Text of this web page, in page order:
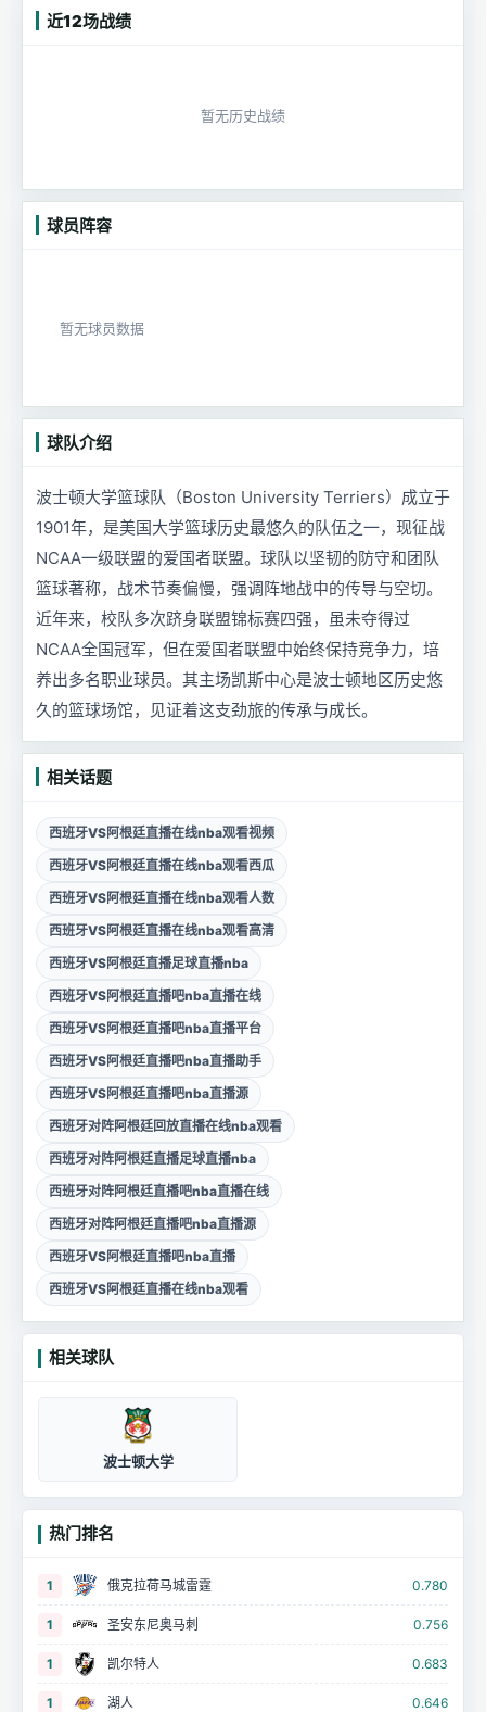
近12场战绩
暂无历史战绩
球员阵容
暂无球员数据
球队介绍
波士顿大学篮球队（Boston University Terriers）成立于
1901年，是美国大学篮球历史最悠久的队伍之一，现征战
NCAA一级联盟的爱国者联盟。球队以坚韧的防守和团队
篮球著称，战术节奏偏慢，强调阵地战中的传导与空切。
近年来，校队多次跻身联盟锦标赛四强，虽未夺得过
NCAA全国冠军，但在爱国者联盟中始终保持竞争力，培
养出多名职业球员。其主场凯斯中心是波士顿地区历史悠
久的篮球场馆，见证着这支劲旅的传承与成长。
相关话题
西班牙VS阿根廷直播在线nba观看视频
西班牙VS阿根廷直播在线nba观看西瓜
西班牙VS阿根廷直播在线nba观看人数
西班牙VS阿根廷直播在线nba观看高清
西班牙VS阿根廷直播足球直播nba
西班牙VS阿根廷直播吧nba直播在线
西班牙VS阿根廷直播吧nba直播平台
西班牙VS阿根廷直播吧nba直播助手
西班牙VS阿根廷直播吧nba直播源
西班牙对阵阿根廷回放直播在线nba观看
西班牙对阵阿根廷直播足球直播nba
西班牙对阵阿根廷直播吧nba直播在线
西班牙对阵阿根廷直播吧nba直播源
西班牙VS阿根廷直播吧nba直播
西班牙VS阿根廷直播在线nba观看
相关球队
波士顿大学
热门排名
1 俄克拉荷马城雷霆 0.780
1 圣安东尼奥马刺 0.756
1 凯尔特人 0.683
1 湖人 0.646